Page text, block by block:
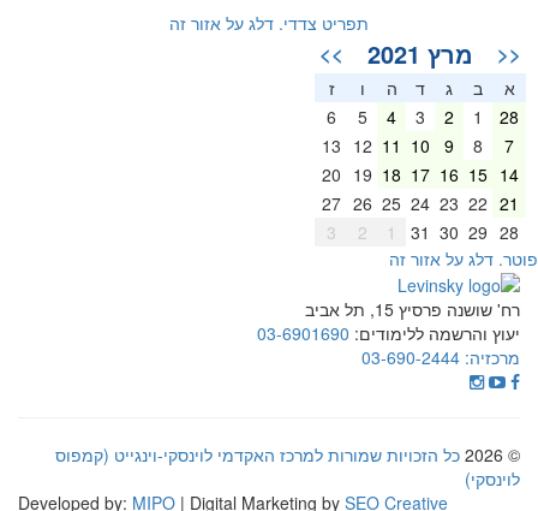
תפריט צדדי. דלג על אזור זה
<< מרץ 2021 >>
א ב ג ד ה
ז
28
2
3
4
5
6
7
8
9
10
11
12
13
14
15
16
17
18
19
20
21
22
23
24
25
26
27
28
29
30
31
2
3
דלג על אזור זה
רח' שושנה פרסיץ 15, תל אביב
יעוץ והרשמה ללימודים: 03-6901690
מרכזיה: 03-690-2444
© 2026
כל הזכויות שמורות למרכז האקדמי לוינסקי-וינגייט (קמפוס
לוינסקי)
Developed by:MIPO | Digital Marketing bySEO Creative